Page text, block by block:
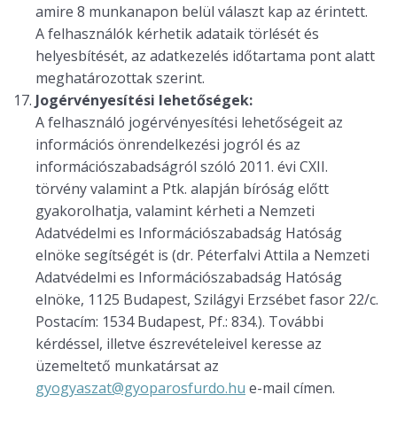
amire 8 munkanapon belül választ kap az érintett.
A felhasználók kérhetik adataik törlését és
helyesbítését, az adatkezelés időtartama pont alatt
meghatározottak szerint.
Jogérvényesítési lehetőségek:
A felhasználó jogérvényesítési lehetőségeit az
információs önrendelkezési jogról és az
információszabadságról szóló 2011. évi CXII.
törvény valamint a Ptk. alapján bíróság előtt
gyakorolhatja, valamint kérheti a Nemzeti
Adatvédelmi es Információszabadság Hatóság
elnöke segítségét is (dr. Péterfalvi Attila a Nemzeti
Adatvédelmi es Információszabadság Hatóság
elnöke, 1125 Budapest, Szilágyi Erzsébet fasor 22/c.
Postacím: 1534 Budapest, Pf.: 834.). További
kérdéssel, illetve észrevételeivel keresse az
üzemeltető munkatársat az
gyogyaszat@gyoparosfurdo.hu e-mail címen.